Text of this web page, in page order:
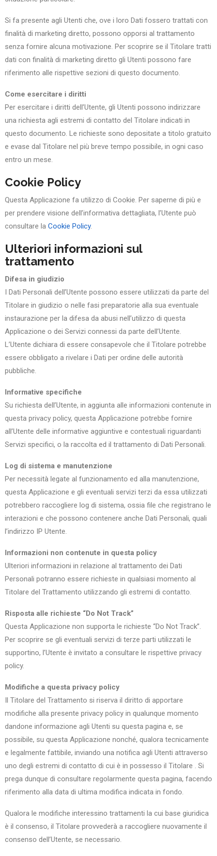
Si fa presente agli Utenti che, ove i loro Dati fossero trattati con
finalità di marketing diretto, possono opporsi al trattamento
senza fornire alcuna motivazione. Per scoprire se il Titolare tratti
dati con finalità di marketing diretto gli Utenti possono fare
riferimento alle rispettive sezioni di questo documento.
Come esercitare i diritti
Per esercitare i diritti dell’Utente, gli Utenti possono indirizzare
una richiesta agli estremi di contatto del Titolare indicati in
questo documento. Le richieste sono depositate a titolo gratuito
e evase dal Titolare nel più breve tempo possibile, in ogni caso
entro un mese.
Cookie Policy
Questa Applicazione fa utilizzo di Cookie. Per saperne di più e
per prendere visione dell’informativa dettagliata, l’Utente può
consultare la Cookie Policy.
Ulteriori informazioni sul
trattamento
Difesa in giudizio
I Dati Personali dell’Utente possono essere utilizzati da parte del
Titolare in giudizio o nelle fasi preparatorie alla sua eventuale
instaurazione per la difesa da abusi nell’utilizzo di questa
Applicazione o dei Servizi connessi da parte dell’Utente.
L’Utente dichiara di essere consapevole che il Titolare potrebbe
essere obbligato a rivelare i Dati per ordine delle autorità
pubbliche.
Informative specifiche
Su richiesta dell’Utente, in aggiunta alle informazioni contenute in
questa privacy policy, questa Applicazione potrebbe fornire
all’Utente delle informative aggiuntive e contestuali riguardanti
Servizi specifici, o la raccolta ed il trattamento di Dati Personali.
Log di sistema e manutenzione
Per necessità legate al funzionamento ed alla manutenzione,
questa Applicazione e gli eventuali servizi terzi da essa utilizzati
potrebbero raccogliere log di sistema, ossia file che registrano le
interazioni e che possono contenere anche Dati Personali, quali
l’indirizzo IP Utente.
Informazioni non contenute in questa policy
Ulteriori informazioni in relazione al trattamento dei Dati
Personali potranno essere richieste in qualsiasi momento al
Titolare del Trattamento utilizzando gli estremi di contatto.
Risposta alle richieste “Do Not Track”
Questa Applicazione non supporta le richieste “Do Not Track”.
Per scoprire se gli eventuali servizi di terze parti utilizzati le
supportino, l’Utente è invitato a consultare le rispettive privacy
policy.
Modifiche a questa privacy policy
Il Titolare del Trattamento si riserva il diritto di apportare
modifiche alla presente privacy policy in qualunque momento
dandone informazione agli Utenti su questa pagina e, se
possibile, su questa Applicazione nonché, qualora tecnicamente
e legalmente fattibile, inviando una notifica agli Utenti attraverso
uno degli estremi di contatto di cui è in possesso il Titolare . Si
prega dunque di consultare regolarmente questa pagina, facendo
riferimento alla data di ultima modifica indicata in fondo.
Qualora le modifiche interessino trattamenti la cui base giuridica
è il consenso, il Titolare provvederà a raccogliere nuovamente il
consenso dell’Utente, se necessario.